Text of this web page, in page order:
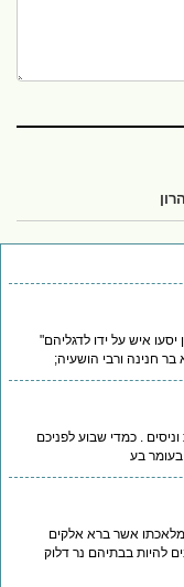
איש על ידו לדגליהם"
ורבי הושעיה;
. כמדי שבוע לפניכם
בע
אשר ברא אלקים
בבתיהם נר דלוק